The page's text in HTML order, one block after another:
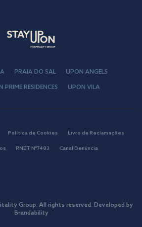
PRAIA DO SAL UPON ANGELS
PRIME RESIDENCES UPON VILA
Política de Cookies Livro de Reclamações
RNET Nº7483 Canal Denúncia
Group. All rights reserved. Developed by
Brandability